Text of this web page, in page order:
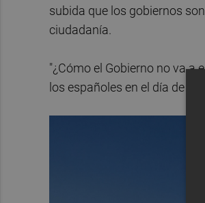
subida que los gobiernos
ciudadanía.
"¿Cómo el Gobierno no va a
los españoles en el día de